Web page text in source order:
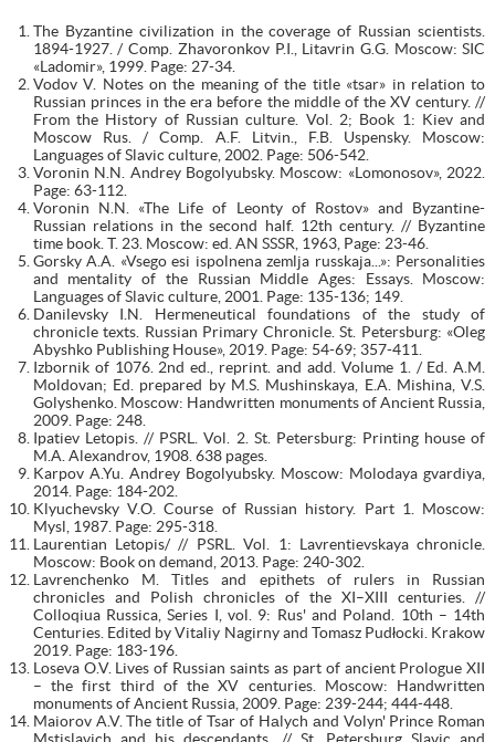
The Byzantine civilization in the coverage of Russian scientists.
1894-1927. / Comp. Zhavoronkov P.I., Litavrin G.G. Moscow: SIC
«Ladomir», 1999. Page: 27-34.
Vodov V. Notes on the meaning of the title «tsar» in relation to
Russian princes in the era before the middle of the XV century. //
From the History of Russian culture. Vol. 2; Book 1: Kiev and
Moscow Rus. / Comp. A.F. Litvin., F.B. Uspensky. Moscow:
Languages of Slavic culture, 2002. Page: 506-542.
Voronin N.N. Andrey Bogolyubsky. Moscow: «Lomonosov», 2022.
Page: 63-112.
Voronin N.N. «The Life of Leonty of Rostov» and Byzantine-
Russian relations in the second half. 12th century. // Byzantine
time book. T. 23. Moscow: ed. AN SSSR, 1963, Page: 23-46.
Gorsky A.A. «Vsego esi ispolnena zemlja russkaja...»: Personalities
and mentality of the Russian Middle Ages: Essays. Moscow:
Languages of Slavic culture, 2001. Page: 135-136; 149.
Danilevsky I.N. Hermeneutical foundations of the study of
chronicle texts. Russian Primary Chronicle. St. Petersburg: «Oleg
Abyshko Publishing House», 2019. Page: 54-69; 357-411.
Izbornik of 1076. 2nd ed., reprint. and add. Volume 1. / Ed. A.M.
Moldovan; Ed. prepared by M.S. Mushinskaya, E.A. Mishina, V.S.
Golyshenko. Moscow: Handwritten monuments of Ancient Russia,
2009. Page: 248.
Ipatiev Letopis. // PSRL. Vol. 2. St. Petersburg: Printing house of
M.A. Alexandrov, 1908. 638 pages.
Karpov A.Yu. Andrey Bogolyubsky. Moscow: Molodaya gvardiya,
2014. Page: 184-202.
Klyuchevsky V.O. Course of Russian history. Part 1. Moscow:
Mysl, 1987. Page: 295-318.
Laurentian Letopis/ // PSRL. Vol. 1: Lavrentievskaya chronicle.
Moscow: Book on demand, 2013. Page: 240-302.
Lavrenchenko M. Titles and epithets of rulers in Russian
chronicles and Polish chronicles of the XI–XIII centuries. //
Colloqiua Russica, Series I, vol. 9: Rus' and Poland. 10th – 14th
Centuries. Edited by Vitaliy Nagirny and Tomasz Pudłocki. Krakow
2019. Page: 183-196.
Loseva O.V. Lives of Russian saints as part of ancient Prologue XII
– the first third of the XV centuries. Moscow: Handwritten
monuments of Ancient Russia, 2009. Page: 239-244; 444-448.
Maiorov A.V. The title of Tsar of Hаlych аnd Volyn' Prіnce Roman
Mstislavich and his descendants. // St. Petersburg Slavic and